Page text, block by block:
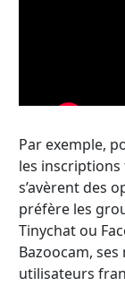
Par exemple,
les
s’avèrent des
préfère les
Tinychat ou
Bazoocam,
utilisateurs